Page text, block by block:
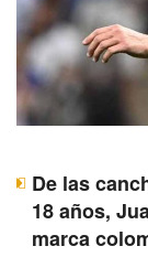
De las
18 años,
marca